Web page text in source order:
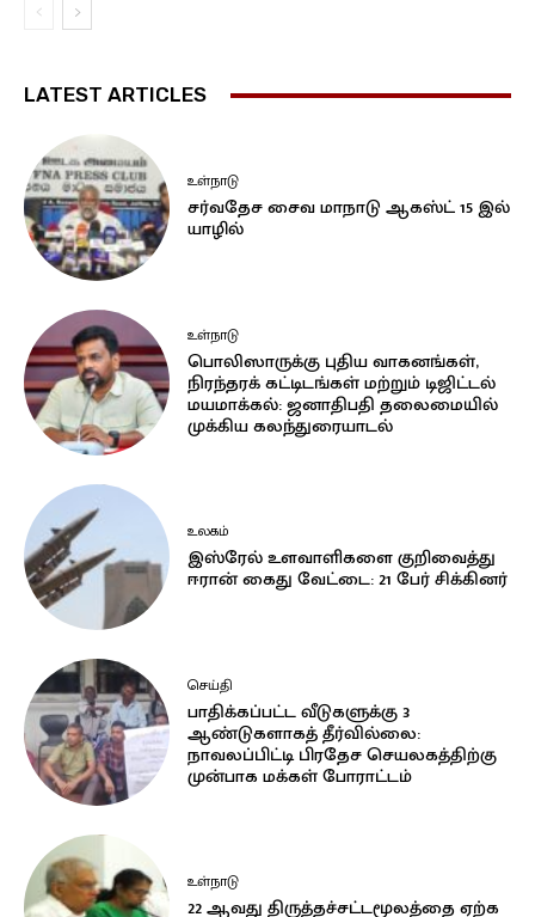
LATEST ARTICLES
உள்நாடு
சர்வதேச சைவ மாநாடு ஆகஸ்ட் 15 இல்
யாழில்
உள்நாடு
பொலிஸாருக்கு புதிய வாகனங்கள்,
நிரந்தரக் கட்டிடங்கள் மற்றும் டிஜிட்டல்
மயமாக்கல்: ஜனாதிபதி தலைமையில்
முக்கிய கலந்துரையாடல்
உலகம்
இஸ்ரேல் உளவாளிகளை குறிவைத்து
ஈரான் கைது வேட்டை: 21 பேர் சிக்கினர்
செய்தி
பாதிக்கப்பட்ட வீடுகளுக்கு 3
ஆண்டுகளாகத் தீர்வில்லை:
நாவலப்பிட்டி பிரதேச செயலகத்திற்கு
முன்பாக மக்கள் போராட்டம்
உள்நாடு
22 ஆவது திருத்தச்சட்டமூலத்தை ஏற்க